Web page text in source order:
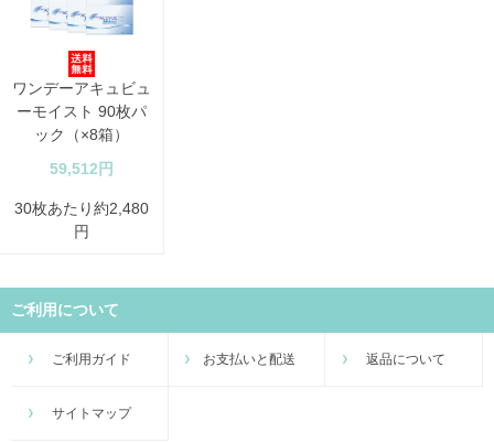
ワンデーアキュビュ
ーモイスト 90枚パ
ック（×8箱）
59,512円
30枚あたり約2,480
円
ご利用について
ご利用ガイド お支払いと配送 返品について
サイトマップ